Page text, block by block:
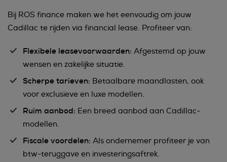
Bij ROS finance maken we het eenvoudig om jouw
Cadillac te rijden via financial lease. Profiteer van:
Flexibele leasevoorwaarden: Afgestemd op jouw
wensen en zakelijke situatie.
Scherpe tarieven: Betaalbare maandlasten, ook
voor exclusieve en luxe modellen.
Ruim aanbod: Een breed aanbod aan Cadillac-
modellen.
Fiscale voordelen: Als ondernemer profiteer je van
btw-teruggave en investeringsaftrek.